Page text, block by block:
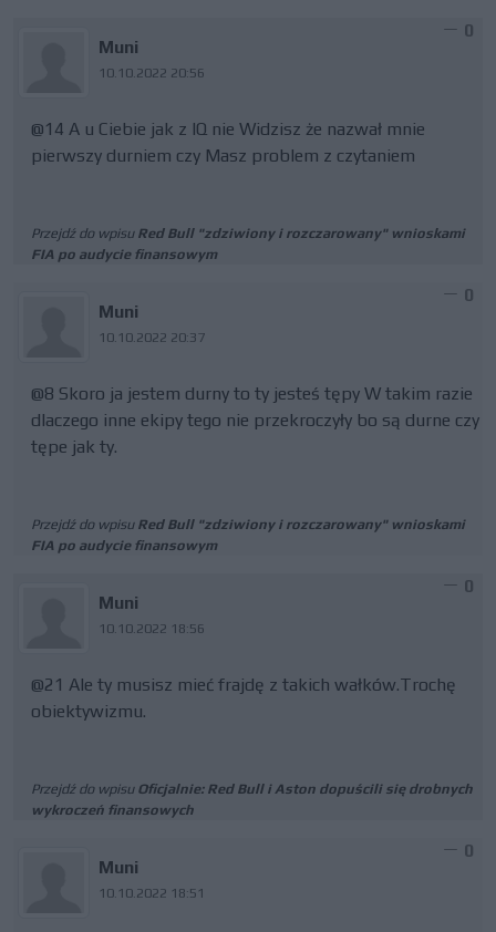
Muni
10.10.2022 20:56
0
@14 A u Ciebie jak z IQ nie Widzisz że nazwał mnie
pierwszy durniem czy Masz problem z czytaniem
Przejdź do wpisu Red Bull "zdziwiony i rozczarowany" wnioskami
FIA po audycie finansowym
Muni
10.10.2022 20:37
0
@8 Skoro ja jestem durny to ty jesteś tępy W takim razie
dlaczego inne ekipy tego nie przekroczyły bo są durne czy
tępe jak ty.
Przejdź do wpisu Red Bull "zdziwiony i rozczarowany" wnioskami
FIA po audycie finansowym
Muni
10.10.2022 18:56
0
@21 Ale ty musisz mieć frajdę z takich wałków.Trochę
obiektywizmu.
Przejdź do wpisu Oficjalnie: Red Bull i Aston dopuścili się drobnych
wykroczeń finansowych
Muni
10.10.2022 18:51
0